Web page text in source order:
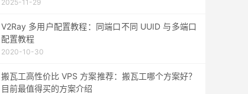
2025-11-29
V2Ray 多用户配置教程：同端口不同 UUID 与多端口
配置教程
2020-10-30
搬瓦工高性价比 VPS 方案推荐：搬瓦工哪个方案好？
目前最值得买的方案介绍